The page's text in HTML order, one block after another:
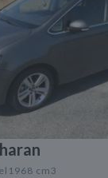
1968 cm3